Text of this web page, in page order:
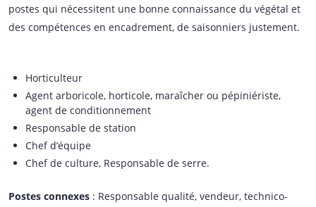
postes qui nécessitent une bonne connaissance du végétal et
des compétences en encadrement, de saisonniers justement.
Horticulteur
Agent arboricole, horticole, maraîcher ou pépiniériste,
agent de conditionnement
Responsable de station
Chef d’équipe
Chef de culture, Responsable de serre.
Postes connexes : Responsable qualité, vendeur, technico-